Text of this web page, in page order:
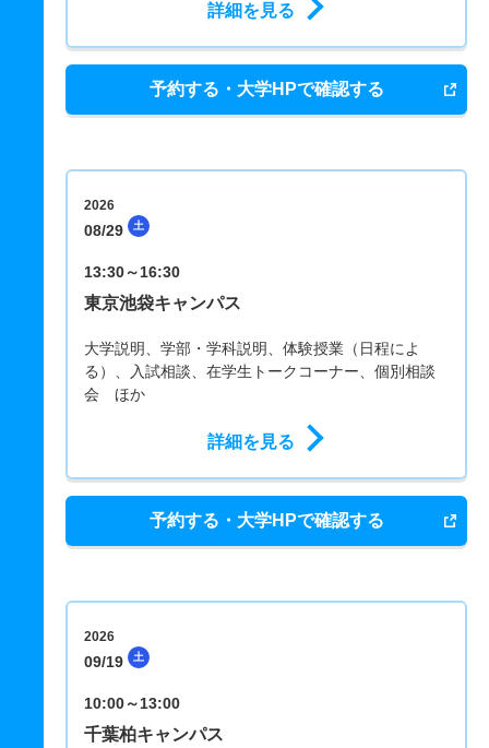
詳細を見る
予約する・大学HPで確認する
2026
08/29 土
13:30～16:30
東京池袋キャンパス
大学説明、学部・学科説明、体験授業（日程によ
る）、入試相談、在学生トークコーナー、個別相談
会 ほか
詳細を見る
予約する・大学HPで確認する
2026
09/19 土
10:00～13:00
千葉柏キャンパス